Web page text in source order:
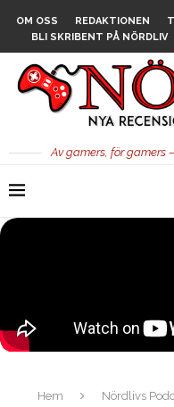
OM OSS REDAKTIONEN
BLI SKRIBENT PÅ NÖRDLIV
Av gamers, för gamers
Hem Nördlivs